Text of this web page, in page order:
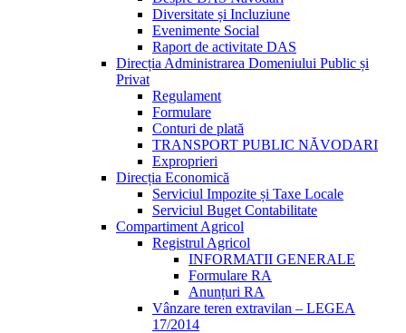
Diversitate și Incluziune
Evenimente Social
Raport de activitate DAS
Direcția Administrarea Domeniului Public și
Privat
Regulament
Formulare
Conturi de plată
TRANSPORT PUBLIC NĂVODARI
Exproprieri
Direcția Economică
Serviciul Impozite și Taxe Locale
Serviciul Buget Contabilitate
Compartiment Agricol
Registrul Agricol
INFORMATII GENERALE
Formulare RA
Anunțuri RA
Vânzare teren extravilan – LEGEA
17/2014